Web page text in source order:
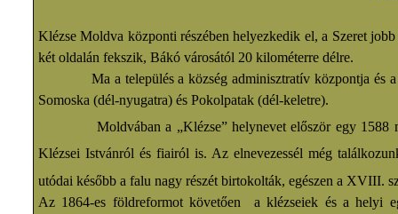
Klézse Moldva központi részében helyezkedik el, a Szeret
két oldalán fekszik, Bákó városától 20 kilométerre délre.
Ma a település a község adminisztratív központja és a
Somoska (dél-nyugatra) és Pokolpatak (dél-keletre).
Moldvában a „Klézse” helynevet először egy 1588
Klézsei Istvánról és fiairól is. Az elnevezessél még
utódai később a falu nagy részét birtokolták, egészen a XVIII.
Az 1864-es földreformot követően a klézseiek és a helyi